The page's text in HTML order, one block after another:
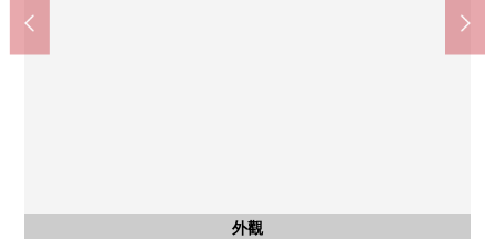
外觀
風景
來自2樓陽台的風景
客廳
客廳·餐廳
廚房
廚房
公共汽車
外觀
院子
客廳
客廳·餐廳
客廳
客廳·餐廳
客廳
客廳·餐廳
室內
1樓西式房間(約6.5張塌塌米)
洗臉
盥洗台(1樓)
廁所
廁所(1樓)
室內
西式房間(約11.5張塌塌米2樓)
收納
嵌入式衣櫃(約4.0張塌塌米)
室內
西式房間(約8.5張塌塌米2樓)
洗臉
盥洗台(2樓)
廁所
廁所(2樓)
門口
陽台
2樓陽台
陽台
2樓陽台
含有前面道路的外觀
含有前面道路的外觀
含有前面道路的外觀